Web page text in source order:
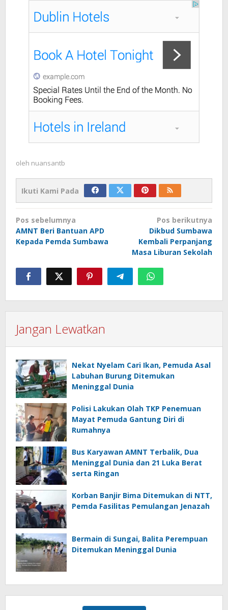
oleh nuansantb
Ikuti Kami Pada
Navigasi
pos
Pos sebelumnya
AMNT Beri Bantuan APD
Kepada Pemda Sumbawa
Pos berikutnya
Dikbud Sumbawa
Kembali Perpanjang
Masa Liburan Sekolah
Jangan Lewatkan
Nekat Nyelam Cari Ikan, Pemuda Asal
Labuhan Burung Ditemukan
Meninggal Dunia
Polisi Lakukan Olah TKP Penemuan
Mayat Pemuda Gantung Diri di
Rumahnya
Bus Karyawan AMNT Terbalik, Dua
Meninggal Dunia dan 21 Luka Berat
serta Ringan
Korban Banjir Bima Ditemukan di NTT,
Pemda Fasilitas Pemulangan Jenazah
Bermain di Sungai, Balita Perempuan
Ditemukan Meninggal Dunia